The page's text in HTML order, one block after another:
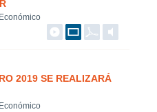
2019 SE REALIZARÁ